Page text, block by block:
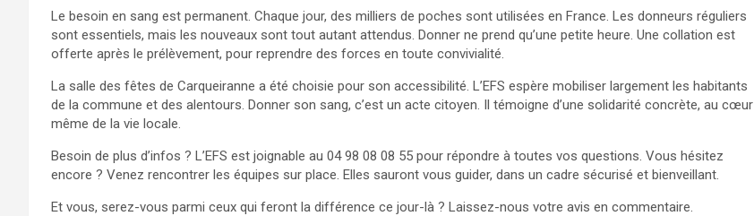
Le besoin en sang est permanent. Chaque jour, des milliers de poches sont utilisées en France. Les donneurs réguliers
sont essentiels, mais les nouveaux sont tout autant attendus. Donner ne prend qu’une petite heure. Une collation est
offerte après le prélèvement, pour reprendre des forces en toute convivialité.
La salle des fêtes de Carqueiranne a été choisie pour son accessibilité. L’EFS espère mobiliser largement les habitants
de la commune et des alentours. Donner son sang, c’est un acte citoyen. Il témoigne d’une solidarité concrète, au cœur
même de la vie locale.
Besoin de plus d’infos ? L’EFS est joignable au 04 98 08 08 55 pour répondre à toutes vos questions. Vous hésitez
encore ? Venez rencontrer les équipes sur place. Elles sauront vous guider, dans un cadre sécurisé et bienveillant.
Et vous, serez-vous parmi ceux qui feront la différence ce jour-là ? Laissez-nous votre avis en commentaire.